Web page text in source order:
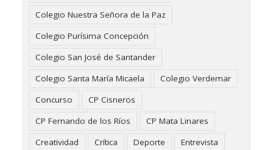
Colegio Nuestra Señora de la Paz
Colegio Purísima Concepción
Colegio San José de Santander
Colegio Santa María Micaela
Colegio Verdemar
Concurso
CP Cisneros
CP Fernando de los Ríos
CP Mata Linares
Creatividad
Crítica Deporte
Entrevista